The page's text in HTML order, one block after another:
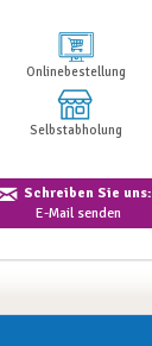
Onlinebestellung
Selbstabholung
Schreiben Sie uns:
E-Mail senden